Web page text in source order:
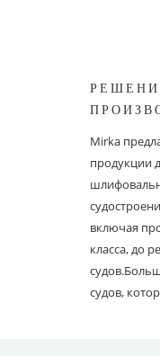
Mirka
продукции
включая
класса, до
судов,